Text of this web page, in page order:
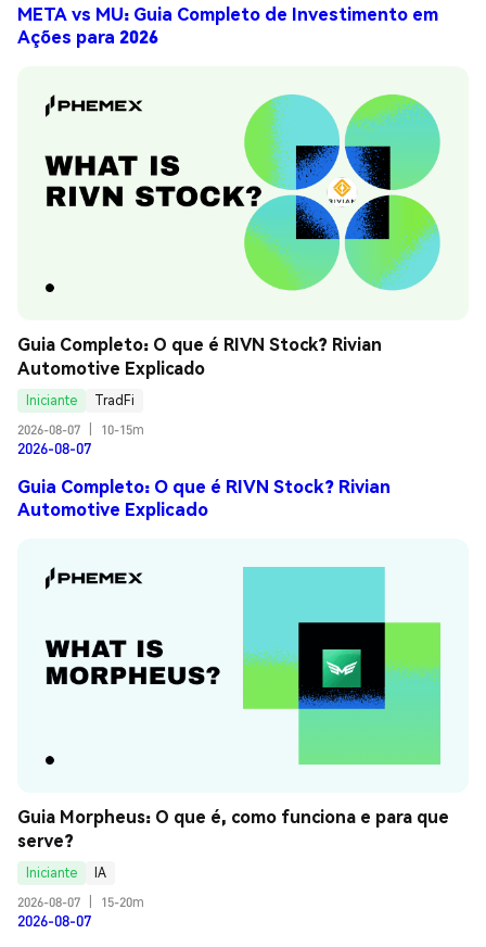
META vs MU: Guia Completo de Investimento em
Ações para 2026
Guia Completo: O que é RIVN Stock? Rivian
Automotive Explicado
Iniciante
TradFi
2026-08-07
10-15m
2026-08-07
Guia Completo: O que é RIVN Stock? Rivian
Automotive Explicado
Guia Morpheus: O que é, como funciona e para que
serve?
Iniciante
IA
2026-08-07
15-20m
2026-08-07